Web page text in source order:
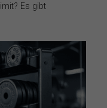
Es gibt